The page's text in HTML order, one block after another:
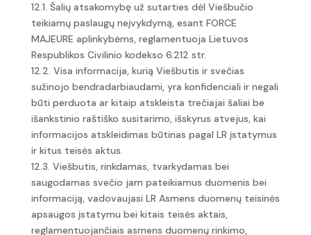
12.1. Šalių atsakomybę už sutarties dėl Viešbučio
teikiamų paslaugų neįvykdymą, esant FORCE
MAJEURE aplinkybėms, reglamentuoja Lietuvos
Respublikos Civilinio kodekso 6.212 str.
12.2. Visa informacija, kurią Viešbutis ir svečias
sužinojo bendradarbiaudami, yra konfidenciali ir negali
būti perduota ar kitaip atskleista trečiajai šaliai be
išankstinio raštiško susitarimo, išskyrus atvejus, kai
informacijos atskleidimas būtinas pagal LR įstatymus
ir kitus teisės aktus.
12.3. Viešbutis, rinkdamas, tvarkydamas bei
saugodamas svečio jam pateikiamus duomenis bei
informaciją, vadovaujasi LR Asmens duomenų teisinės
apsaugos įstatymu bei kitais teisės aktais,
reglamentuojančiais asmens duomenų rinkimo,